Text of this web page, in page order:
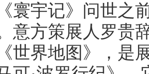
寰宇记》问世之
意方策展人罗贵
世界地图》，是